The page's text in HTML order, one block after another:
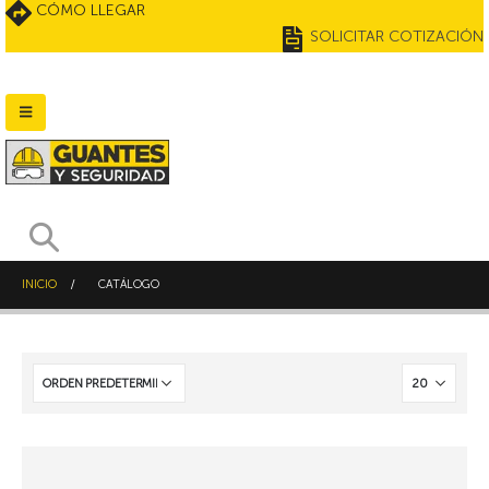
CÓMO LLEGAR
SOLICITAR COTIZACIÓN
INICIO CATÁLOGO